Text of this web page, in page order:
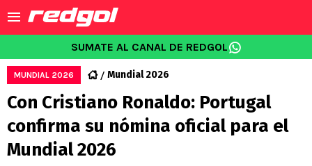
SUMATE AL CANAL DE REDGOL
MUNDIAL 2026 Mundial 2026
Con Cristiano Ronaldo: Portugal
confirma su nómina oficial para el
Mundial 2026